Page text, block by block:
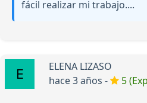
fácil realizar mi trabajo....
ELENA LIZASO
hace 3 años -
5